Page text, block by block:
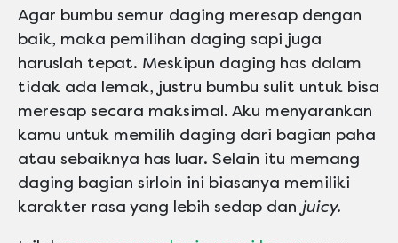
Agar bumbu semur daging meresap dengan
baik, maka pemilihan daging sapi juga
haruslah tepat. Meskipun daging has dalam
tidak ada lemak, justru bumbu sulit untuk bisa
meresap secara maksimal. Aku menyarankan
kamu untuk memilih daging dari bagian paha
atau sebaiknya has luar. Selain itu memang
daging bagian sirloin ini biasanya memiliki
karakter rasa yang lebih sedap dan juicy.